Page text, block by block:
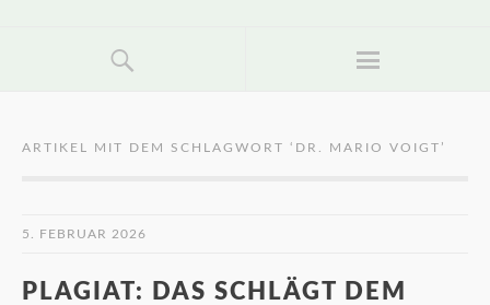
ARTIKEL MIT DEM SCHLAGWORT ‘ DR. MARIO VOIGT ’
5. FEBRUAR 2026
PLAGIAT: DAS SCHLÄGT DEM